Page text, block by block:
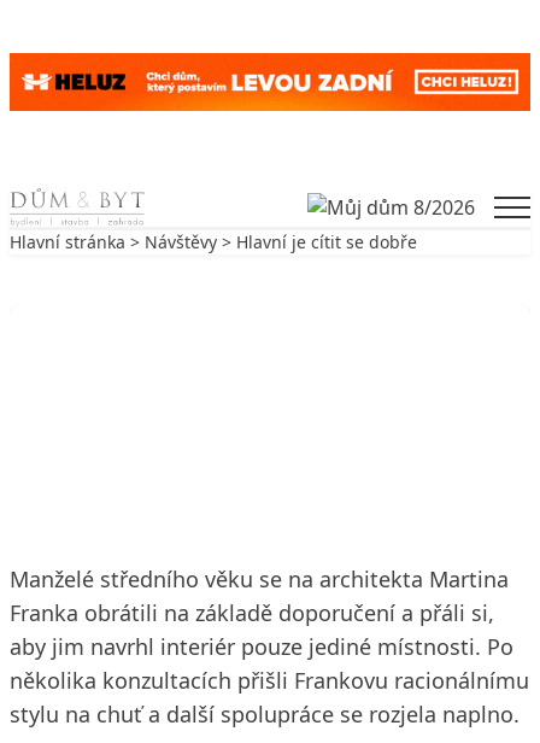
Skip to content
Hlavní stránka > Návštěvy > Hlavní je cítit se dobře
Manželé středního věku se na architekta Martina
Franka obrátili na základě doporučení a přáli si,
aby jim navrhl interiér pouze jediné místnosti. Po
několika konzultacích přišli Frankovu racionálnímu
stylu na chuť a další spolupráce se rozjela naplno.